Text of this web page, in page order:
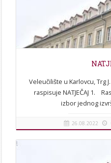
Veleučilište u Karlovcu, Trg
raspisuje NATJEČAJ 1.
izbor jednog
26.08.2022